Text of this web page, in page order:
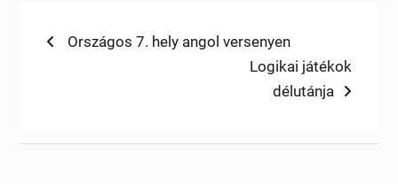
Bejegyzés
Previous
Országos 7. hely angol versenyen
Next
post:
Logikai játékok
délutánja